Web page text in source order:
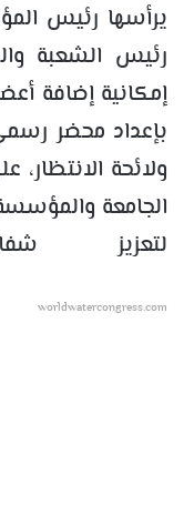
يرأسها رئيس
رئيس الشعبة
إمكانية إضافة
بإعداد محضر
ولائحة
الجامعة
لتعزيز
worldwatercongress.com